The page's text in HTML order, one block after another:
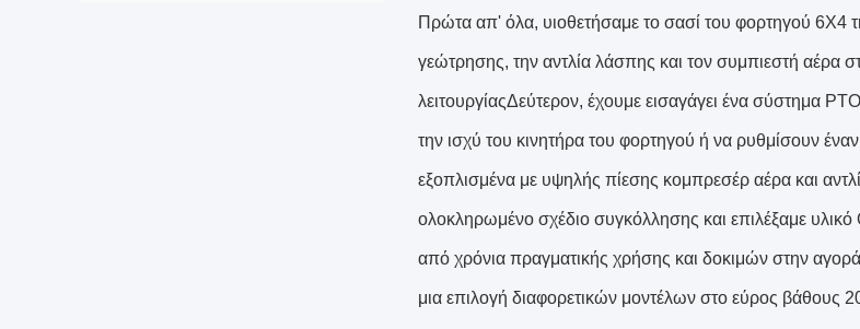
Πρώτα απ' όλα, υιοθετήσαμε το σασί του φορτηγού
γεώτρησης, την αντλία λάσπης και τον συμπιεστή αέρα
λειτουργίαςΔεύτερον, έχουμε εισαγάγει ένα σύστημα
την ισχύ του κινητήρα του φορτηγού ή να ρυθμίσουν
εξοπλισμένα με υψηλής πίεσης κομπρεσέρ αέρα και
ολοκληρωμένο σχέδιο συγκόλλησης και επιλέξαμε
από χρόνια πραγματικής χρήσης και δοκιμών στην
μια επιλογή διαφορετικών μοντέλων στο εύρος βάθους